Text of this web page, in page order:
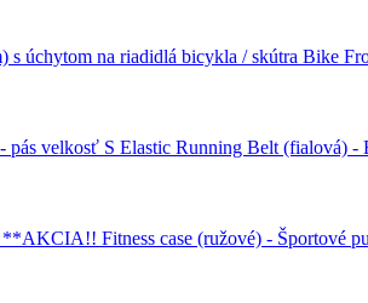
Bike
Elastic Running Belt (fialová) -
Fitness case (ružové) -